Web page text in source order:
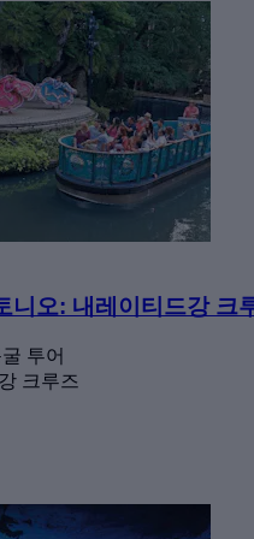
니오: 내레이티드강 크
투어
크루즈